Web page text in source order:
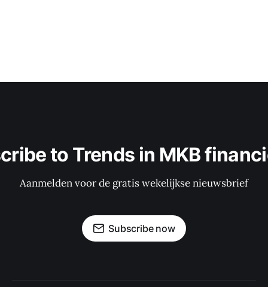
to Trends in MKB
Aanmelden voor de gratis wekelijkse nieuwsbrief
Subscribe now